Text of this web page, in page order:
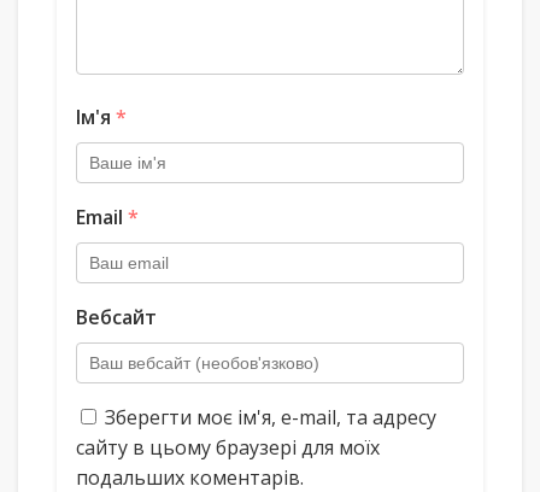
Ім'я *
Email *
Вебсайт
Зберегти моє ім'я, e-mail, та адресу
сайту в цьому браузері для моїх
подальших коментарів.